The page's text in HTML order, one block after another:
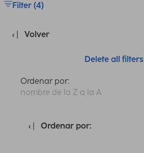
Filter (4)
Volver
Delete all filters
Ordenar por:
nombre de la Z a la A
Ordenar por: